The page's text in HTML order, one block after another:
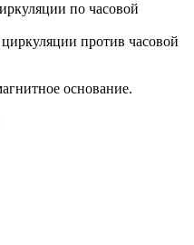
по часовой
против часовой
основание.